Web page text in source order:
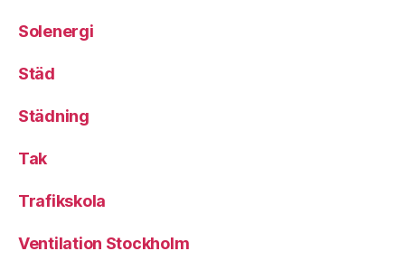
Solenergi
Städ
Städning
Tak
Trafikskola
Ventilation Stockholm